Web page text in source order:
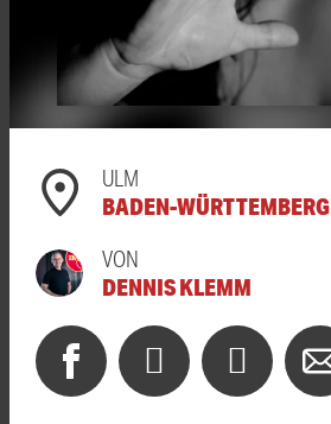
ULM
BADEN-WÜRTTEMBERG
VON
DENNIS KLEMM